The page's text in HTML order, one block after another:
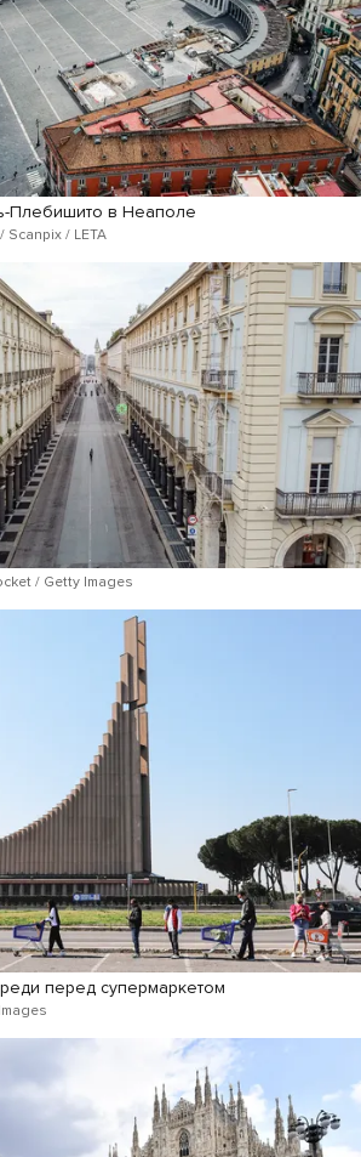
Плебишито в Неаполе
Scanpix / LETA
/ Getty Images
перед супермаркетом